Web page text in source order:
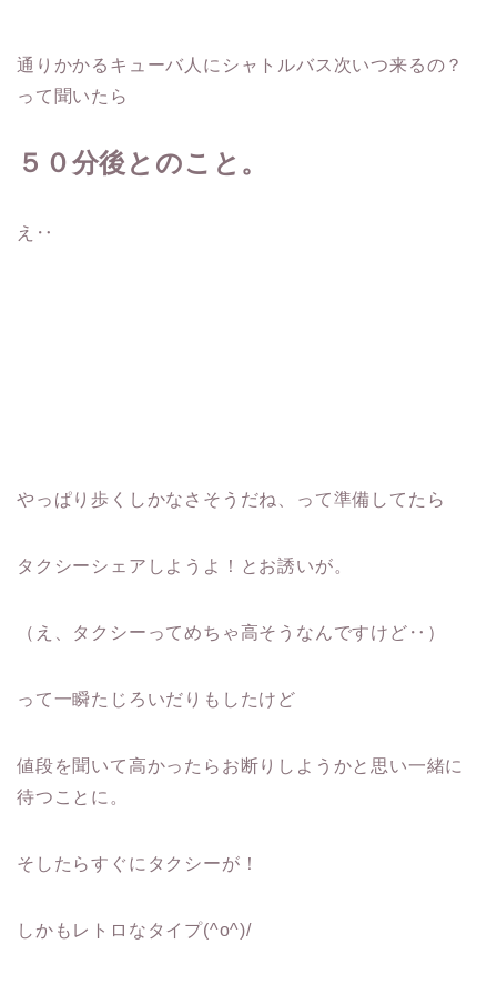
通りかかるキューバ人にシャトルバス次いつ来るの？
って聞いたら
５０分後とのこと。
え‥
やっぱり歩くしかなさそうだね、って準備してたら
タクシーシェアしようよ！とお誘いが。
（え、タクシーってめちゃ高そうなんですけど‥）
って一瞬たじろいだりもしたけど
値段を聞いて高かったらお断りしようかと思い一緒に
待つことに。
そしたらすぐにタクシーが！
しかもレトロなタイプ(^o^)/